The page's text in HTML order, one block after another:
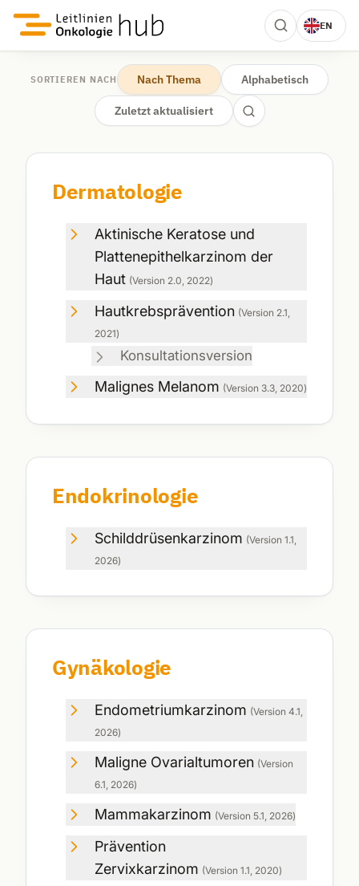
EN
SORTIEREN NACH Nach Thema Alphabetisch
Zuletzt aktualisiert
Dermatologie
Aktinische Keratose und
Plattenepithelkarzinom der
Haut (Version 2.0, 2022)
Hautkrebsprävention (Version 2.1,
2021)
Konsultationsversion
Malignes Melanom (Version 3.3, 2020)
Endokrinologie
Schilddrüsenkarzinom (Version 1.1,
2026)
Gynäkologie
Endometriumkarzinom (Version 4.1,
2026)
Maligne Ovarialtumoren (Version
6.1, 2026)
Mammakarzinom (Version 5.1, 2026)
Prävention
Zervixkarzinom (Version 1.1, 2020)